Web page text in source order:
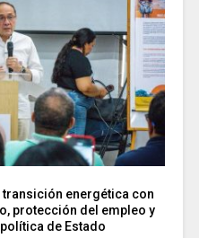
transición energética con
protección del empleo y
de Estado